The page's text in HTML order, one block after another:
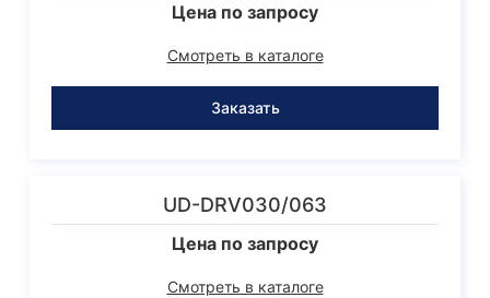
Цена по запросу
Смотреть в каталоге
Заказать
UD-DRV030/063
Цена по запросу
Смотреть в каталоге